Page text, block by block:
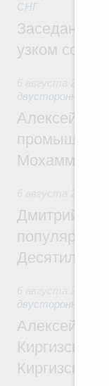
СНГ
Заседание
узком составе
двусторонней
Алексей
Дмитрий
двусторонней
Алексей
Киргизской